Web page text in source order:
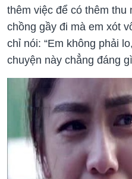
thêm việc để có thêm thu
chồng gầy đi mà em xót
chỉ nói: “Em không phải
chuyện này chẳng đáng